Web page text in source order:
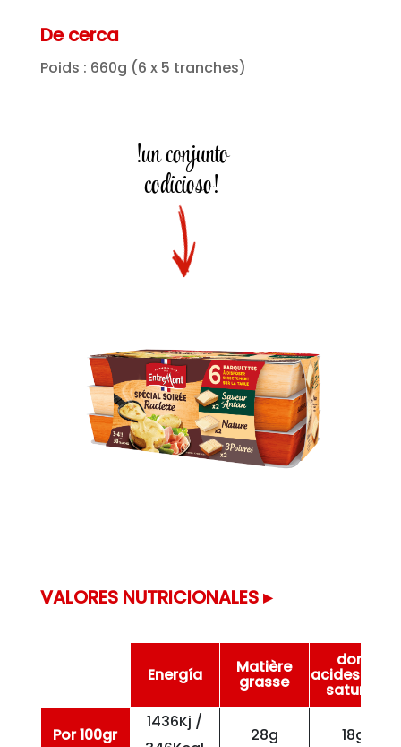
De cerca
Poids : 660g (6 x 5 tranches)
!un conjunto
codicioso!
VALORES NUTRICIONALES ▸
Energía Matière
grasse
dont
acides gras
saturés
Por 100gr
1436Kj /
28g 18g